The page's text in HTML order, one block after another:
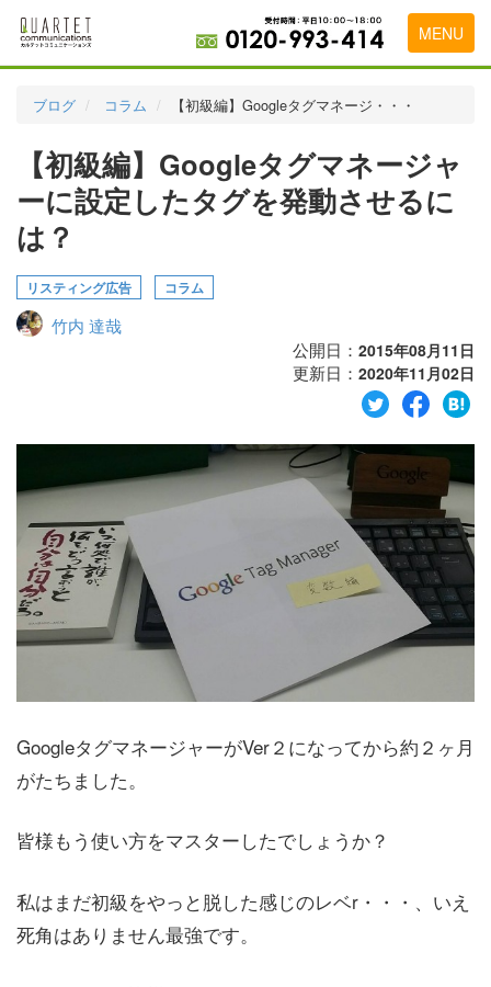
MENU
実績・お客様の声
初めて導入をお考えの方
広告代理店・HP制作会社様へ
お問い合わせ
ブログ コラム 【初級編】Googleタグマネージ・・・
【初級編】Googleタグマネージャ
ーに設定したタグを発動させるに
は？
リスティング広告 コラム
竹内 達哉
公開日： 2015年08月11日
更新日： 2020年11月02日
GoogleタグマネージャーがVer２になってから約２ヶ月
がたちました。
皆様もう使い方をマスターしたでしょうか？
私はまだ初級をやっと脱した感じのレベr・・・、いえ
死角はありません最強です。